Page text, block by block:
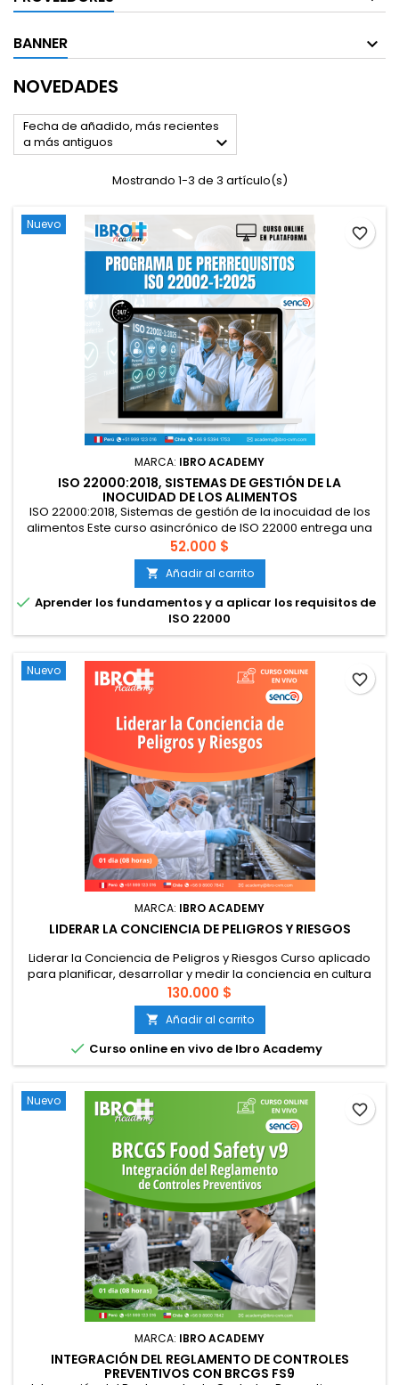
BANNER
NOVEDADES
Fecha de añadido, más recientes
a más antiguos

Mostrando 1-3 de 3 artículo(s)
Nuevo
MARCA: IBRO ACADEMY
ISO 22000:2018, SISTEMAS DE GESTIÓN DE LA
INOCUIDAD DE LOS ALIMENTOS
ISO 22000:2018, Sistemas de gestión de la inocuidad de los
alimentos Este curso asincrónico de ISO 22000 entrega una
comprensión práctica del Sistema de Gestión de Inocuidad
de los Alimentos (SGIA), ayudando al participante a
interpretar los requisitos de la norma y aplicarlos en
procesos reales de la cadena alimentaria. A través de
clases explicativas,...
52.000 $
 Añadir al carrito
 Aprender los fundamentos y a aplicar los requisitos de
ISO 22000
favorite_border
Nuevo
MARCA: IBRO ACADEMY
LIDERAR LA CONCIENCIA DE PELIGROS Y RIESGOS
Liderar la Conciencia de Peligros y Riesgos Curso aplicado
para planificar, desarrollar y medir la conciencia en cultura
de inocuidad Los sistemas de gestión de inocuidad
alimentaria no fallan solo por ausencia de procedimientos.
Muchas veces fallan porque las personas no reconocen a
tiempo los peligros, no comprenden suficientemente el
riesgo o no...
130.000 $
 Añadir al carrito
 Curso online en vivo de Ibro Academy
favorite_border
Nuevo
MARCA: IBRO ACADEMY
INTEGRACIÓN DEL REGLAMENTO DE CONTROLES
PREVENTIVOS CON BRCGS FS9
favorite_border